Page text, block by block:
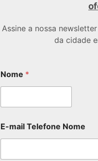
Assine a nossa
da cidade
Nome *
E-mail Telefone Nome